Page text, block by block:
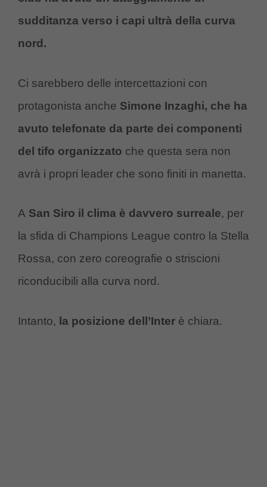
sudditanza verso i capi ultrà della curva
nord.
Ci sarebbero delle intercettazioni con
protagonista anche Simone Inzaghi, che ha
avuto telefonate da parte dei componenti
del tifo organizzato che questa sera non
avrà i propri leader che sono finiti in manetta.
A San Siro il clima è davvero surreale, per
la sfida di Champions League contro la Stella
Rossa, con zero coreografie o striscioni
riconducibili alla curva nord.
Intanto, la posizione dell’Inter è chiara.